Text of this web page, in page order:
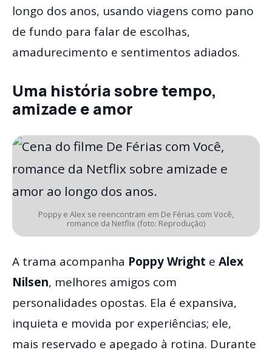
longo dos anos, usando viagens como pano
de fundo para falar de escolhas,
amadurecimento e sentimentos adiados.
Uma história sobre tempo,
amizade e amor
Poppy e Alex se reencontram em De Férias com Você,
romance da Netflix (foto: Reprodução)
A trama acompanha Poppy Wright e Alex
Nilsen, melhores amigos com
personalidades opostas. Ela é expansiva,
inquieta e movida por experiências; ele,
mais reservado e apegado à rotina. Durante